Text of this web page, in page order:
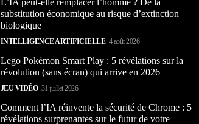
substitution économique au risque d’extinction
biologique
INTELLIGENCE ARTIFICIELLE 4 août 2026
Lego Pokémon Smart Play : 5 révélations sur la
révolution (sans écran) qui arrive en 2026
JEU VIDÉO 31 juillet 2026
Comment l’IA réinvente la sécurité de Chrome : 5
révélations surprenantes sur le futur de votre